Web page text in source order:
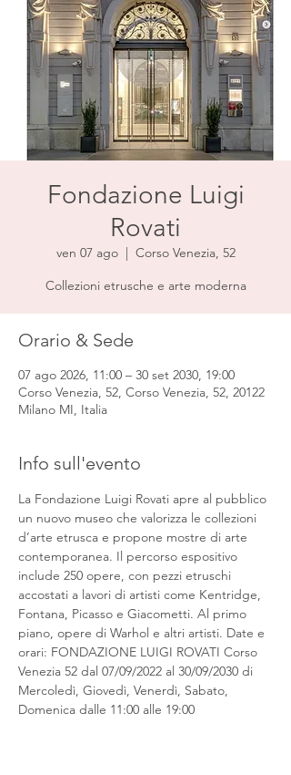
Fondazione Luigi
Rovati
ven 07 ago
  |
Corso Venezia, 52
Collezioni etrusche e arte moderna
Orario & Sede
07 ago 2026, 11:00 – 30 set 2030, 19:00
Corso Venezia, 52, Corso Venezia, 52, 20122
Milano MI, Italia
Info sull'evento
La Fondazione Luigi Rovati apre al pubblico
un nuovo museo che valorizza le collezioni
d’arte etrusca e propone mostre di arte
contemporanea. Il percorso espositivo
include 250 opere, con pezzi etruschi
accostati a lavori di artisti come Kentridge,
Fontana, Picasso e Giacometti. Al primo
piano, opere di Warhol e altri artisti. Date e
orari: FONDAZIONE LUIGI ROVATI Corso
Venezia 52 dal 07/09/2022 al 30/09/2030 di
Mercoledì, Giovedì, Venerdì, Sabato,
Domenica dalle 11:00 alle 19:00